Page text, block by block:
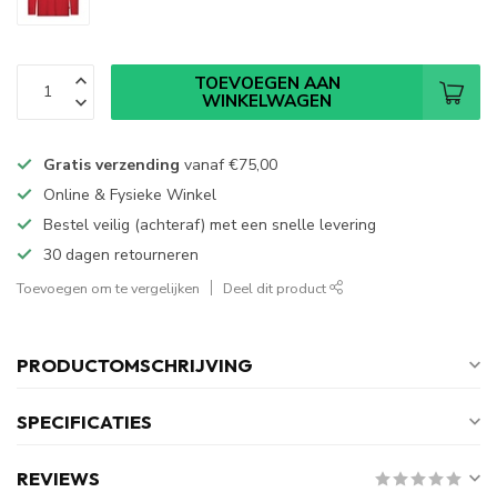
TOEVOEGEN AAN
WINKELWAGEN
Gratis verzending vanaf€75,00
Online & Fysieke Winkel
Bestel veilig (achteraf) met een snelle levering
30 dagen retourneren
Toevoegen om te vergelijken Deel dit product
PRODUCTOMSCHRIJVING
SPECIFICATIES
REVIEWS